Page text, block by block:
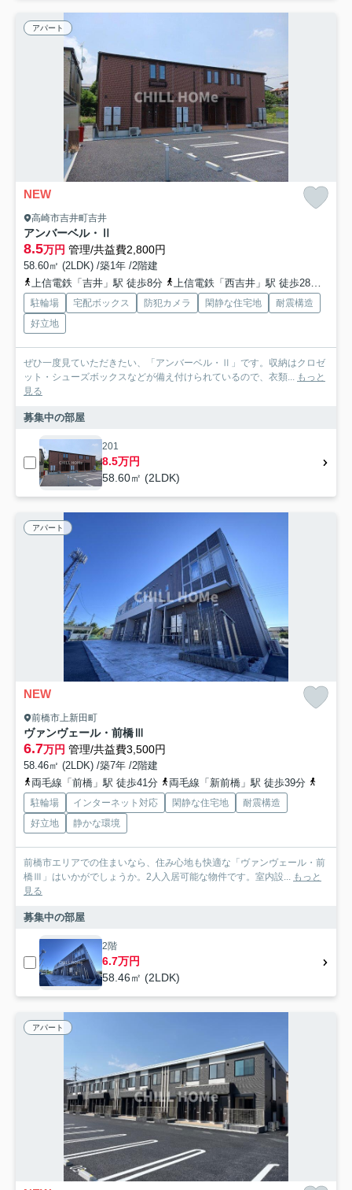
アパート
NEW
高崎市吉井町吉井
アンバーベル・Ⅱ
8.5万円 管理/共益費2,800円
58.60㎡ (2LDK) /築1年 /2階建
上信電鉄「吉井」駅 徒歩8分
上信電鉄「西吉井」駅 徒歩28分
駐輪場 宅配ボックス 防犯カメラ 閑静な住宅地
耐震構造
好立地
ぜひ一度見ていただきたい、「アンバーベル・Ⅱ」です。収納はクロゼ
ット・シューズボックスなどが備え付けられているので、衣類... もっと
見る
募集中の部屋
201
8.5万円
58.60㎡ (2LDK)
アパート
NEW
前橋市上新田町
ヴァンヴェール・前橋Ⅲ
6.7万円 管理/共益費3,500円
58.46㎡ (2LDK) /築7年 /2階建
両毛線「前橋」駅 徒歩41分
両毛線「新前橋」駅 徒歩39分
駐輪場 インターネット対応 閑静な住宅地
耐震構造
好立地
静かな環境
前橋市エリアでの住まいなら、住み心地も快適な「ヴァンヴェール・前
橋Ⅲ」はいかがでしょうか。2人入居可能な物件です。室内設... もっと
見る
募集中の部屋
2階
6.7万円
58.46㎡ (2LDK)
アパート